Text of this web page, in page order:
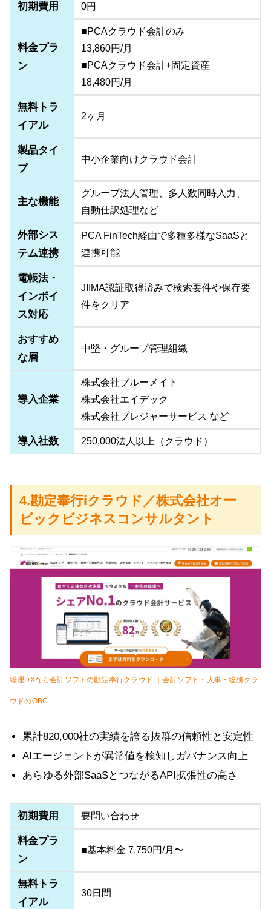
初期費用 0円
料金プラ
ン
■PCAクラウド会計のみ
13,860円/月
■PCAクラウド会計+固定資産
18,480円/月
無料トラ
イアル
2ヶ月
製品タイ
プ
中小企業向けクラウド会計
主な機能
グループ法人管理、多人数同時入力、
自動仕訳処理など
外部シス
テム連携
PCA FinTech経由で多種多様なSaaSと
連携可能
電帳法・
インボイ
ス対応
JIIMA認証取得済みで検索要件や保存要
件をクリア
おすすめ
な層
中堅・グループ管理組織
導入企業
株式会社ブルーメイト
株式会社エイデック
株式会社プレジャーサービス など
導入社数 250,000法人以上（クラウド）
4.勘定奉行iクラウド／株式会社オー
ビックビジネスコンサルタント
経理DXなら会計ソフトの勘定奉行クラウド ｜会計ソフト・人事・総務クラ
ウドのOBC
累計820,000社の実績を誇る抜群の信頼性と安定性
AIエージェントが異常値を検知しガバナンス向上
あらゆる外部SaaSとつながるAPI拡張性の高さ
初期費用 要問い合わせ
料金プラ
ン
■基本料金 7,750円/月〜
無料トラ
イアル
30日間